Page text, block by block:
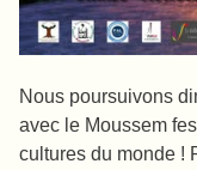
Nous poursuivons
avec le Moussem
cultures du monde !